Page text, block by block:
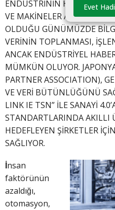
Evet
ENDÜSTRİNİN HER GEÇEN
VE MAKİNELER ARASINDAKİ
OLDUĞU GÜNÜMÜZDE
VERİNİN TOPLANMASI,
ANCAK ENDÜSTRİYEL
MÜMKÜN OLUYOR.
PARTNER ASSOCIATION),
VE VERİ BÜTÜNLÜĞÜNÜ
LINK IE TSN” İLE SANAYİ
STANDARTLARINDA AKILLI
HEDEFLEYEN ŞİRKETLER
SAĞLIYOR.
İnsan
faktörünün
azaldığı,
otomasyon,